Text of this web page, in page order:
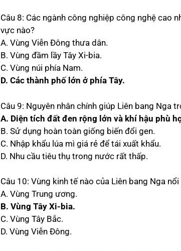
Câu 8: Các ngành công nghiệp công nghệ cao
vực nào?
A. Vùng Viễn Đông thưa dân.
B. Vùng đầm lầy Tây Xi-bia.
C. Vùng núi phía Nam.
D. Các thành phố lớn ở phía Tây.
Câu 9: Nguyên nhân chính giúp Liên bang Nga
A. Diện tích đất đen rộng lớn và khí hậu phù
B. Sử dụng hoàn toàn giống biến đổi gen.
C. Nhập khẩu lúa mì giá rẻ để tái xuất khẩu.
D. Nhu cầu tiêu thụ trong nước rất thấp.
Câu 10: Vùng kinh tế nào của Liên bang Nga
A. Vùng Trung ương.
B. Vùng Tây Xi-bia.
C. Vùng Tây Bắc.
D. Vùng Viễn Đông.